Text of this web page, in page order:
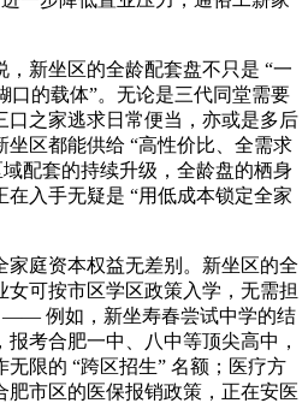
新坐区的全龄配套盘不只是 “一
口的载体”。无论是三代同堂需要
口之家逃求日常便当，亦或是多后
区都能供给 “高性价比、全需求
配套的持续升级，全龄盘的栖身
入手无疑是 “用低成本锁定全家
庭资本权益无差别。新坐区的全
可按市区学区政策入学，无需担
—— 例如，新坐寿春尝试中学的结
考合肥一中、八中等顶尖高中，
限的 “跨区招生” 名额；医疗方
肥市区的医保报销政策，正在安医